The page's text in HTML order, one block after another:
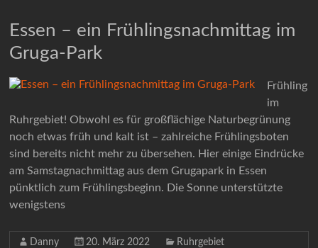
Essen – ein Frühlingsnachmittag im
Gruga-Park
Frühling
im
Ruhrgebiet! Obwohl es für großflächige Naturbegrünung
noch etwas früh und kalt ist – zahlreiche Frühlingsboten
sind bereits nicht mehr zu übersehen. Hier einige Eindrücke
am Samstagnachmittag aus dem Grugapark in Essen
pünktlich zum Frühlingsbeginn. Die Sonne unterstützte
wenigstens
Danny 20. März 2022 Ruhrgebiet